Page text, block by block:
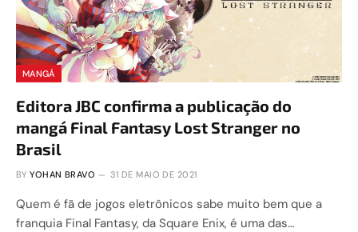
MANGÁ
Editora JBC confirma a publicação do
mangá Final Fantasy Lost Stranger no
Brasil
BY YOHAN BRAVO 31 DE MAIO DE 2021
Quem é fã de jogos eletrônicos sabe muito bem que a
franquia Final Fantasy, da Square Enix, é uma das…